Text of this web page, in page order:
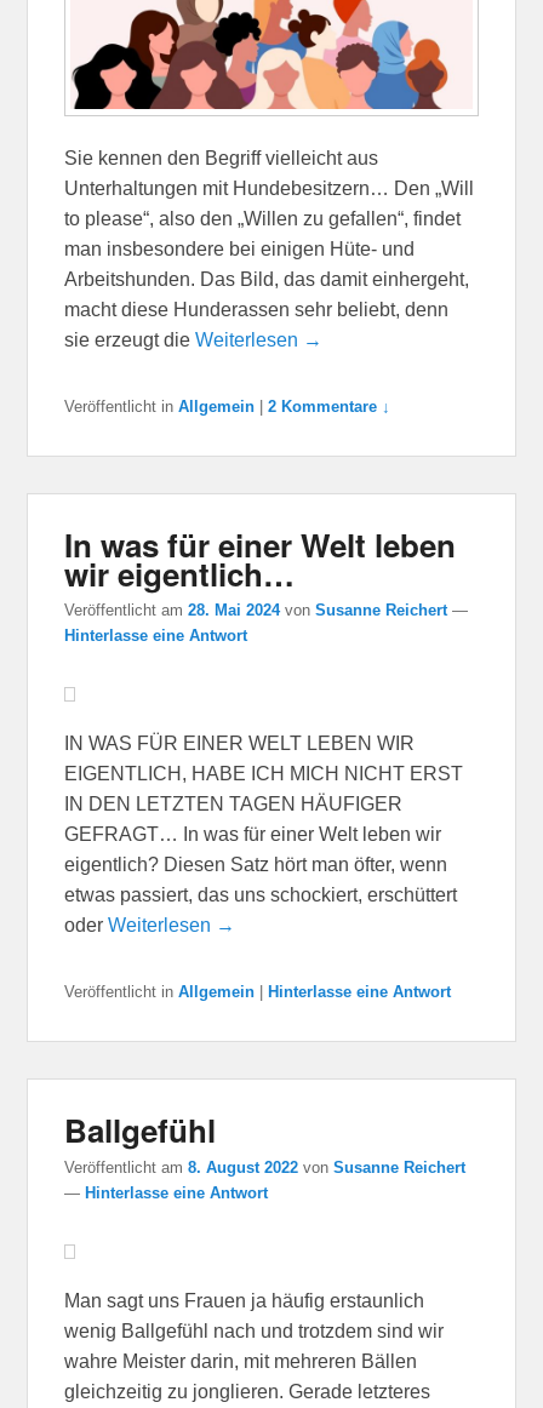
Sie kennen den Begriff vielleicht aus
Unterhaltungen mit Hundebesitzern… Den „Will
to please“, also den „Willen zu gefallen“, findet
man insbesondere bei einigen Hüte- und
Arbeitshunden. Das Bild, das damit einhergeht,
macht diese Hunderassen sehr beliebt, denn
sie erzeugt dieWeiterlesen →
Veröffentlicht in Allgemein |2 Kommentare ↓
In was für einer Welt leben
wir eigentlich…
Veröffentlicht am28. Mai 2024 vonSusanne Reichert —
Hinterlasse eine Antwort
IN WAS FÜR EINER WELT LEBEN WIR
EIGENTLICH, HABE ICH MICH NICHT ERST
IN DEN LETZTEN TAGEN HÄUFIGER
GEFRAGT… In was für einer Welt leben wir
eigentlich? Diesen Satz hört man öfter, wenn
etwas passiert, das uns schockiert, erschüttert
oderWeiterlesen →
Veröffentlicht in Allgemein Hinterlasse eine Antwort
Ballgefühl
Veröffentlicht am8. August 2022 vonSusanne Reichert
— Hinterlasse eine Antwort
Man sagt uns Frauen ja häufig erstaunlich
wenig Ballgefühl nach und trotzdem sind wir
wahre Meister darin, mit mehreren Bällen
gleichzeitig zu jonglieren. Gerade letzteres